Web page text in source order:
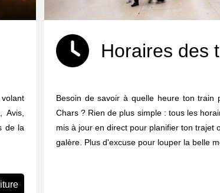
Avis,
de la
Horaires des
Besoin de savoir à quelle heure ton
Chars ? Rien de plus simple : tous les
mis à jour en direct pour planifier ton trajet
galère. Plus d'excuse pour louper la belle